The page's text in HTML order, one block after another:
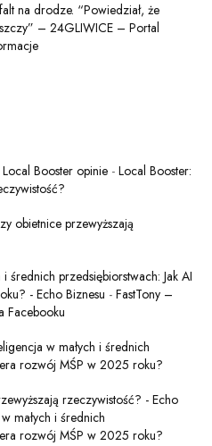
na drodze. “Powiedział, że
– 24GLIWICE – Portal
Booster opinie - Local Booster:
obietnice przewyższają
średnich przedsiębiorstwach: Jak AI
- Echo Biznesu - FastTony –
Facebooku
w małych i średnich
rozwój MŚP w 2025 roku?
rzeczywistość? - Echo
małych i średnich
rozwój MŚP w 2025 roku?